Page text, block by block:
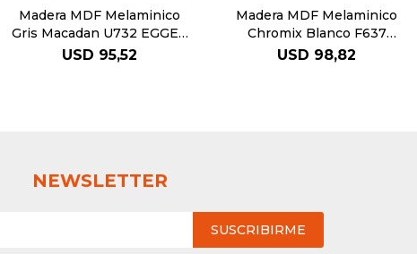
Madera MDF Melaminico
Gris Macadan U732 EGGER
18mm
USD 95,52
Madera MDF Melaminico
Chromix Blanco F637
EGGER 18mm
USD 98,82
NEWSLETTER
SUSCRIBIRME